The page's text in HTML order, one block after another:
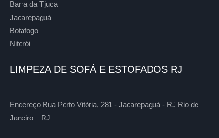
Barra da Tijuca
Jacarepaguá
Botafogo
Niterói
LIMPEZA DE SOFÁ E ESTOFADOS RJ
Endereço Rua Porto Vitória, 281 - Jacarepaguá - RJ Rio de
Janeiro – RJ